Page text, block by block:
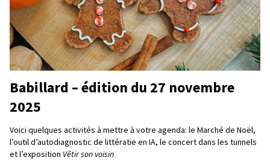
Babillard – édition du 27 novembre
2025
Voici quelques activités à mettre à votre agenda: le Marché de Noël,
l’outil d’autodiagnostic de littératie en IA, le concert dans les tunnels
et l’exposition Vêtir son voisin